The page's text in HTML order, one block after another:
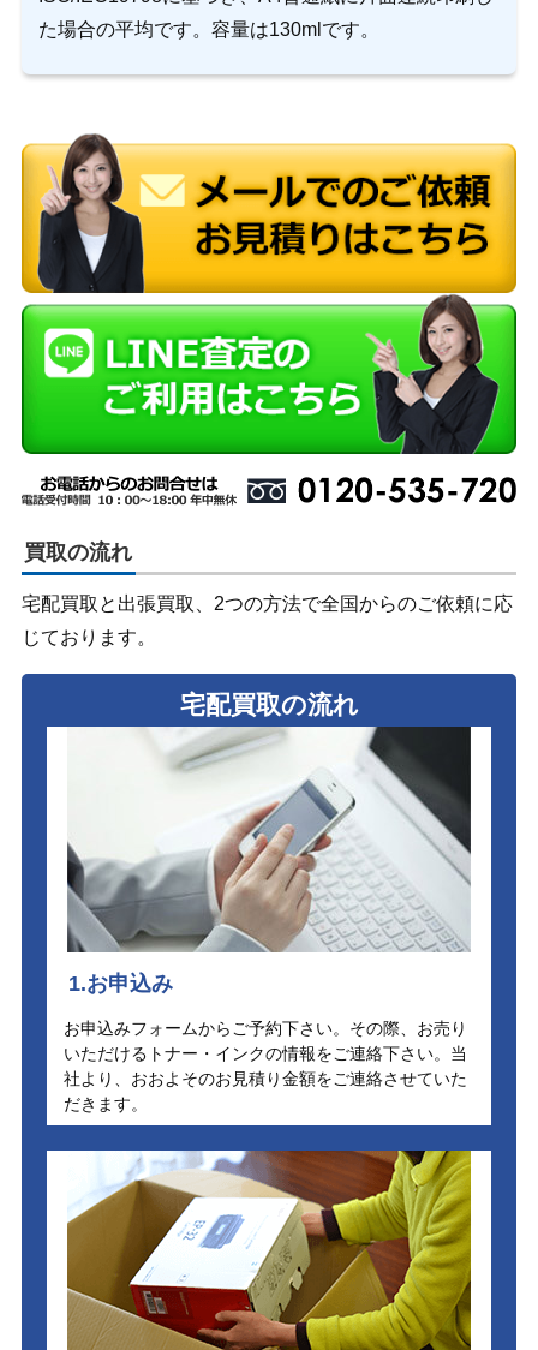
た場合の平均です。容量は130mlです。
買取の流れ
宅配買取と出張買取、2つの方法で全国からのご依頼に応
じております。
宅配買取の流れ
1.お申込み
お申込みフォームからご予約下さい。その際、お売り
いただけるトナー・インクの情報をご連絡下さい。当
社より、おおよそのお見積り金額をご連絡させていた
だきます。